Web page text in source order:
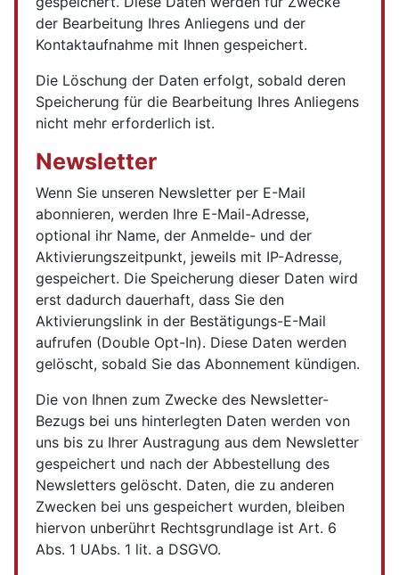
der Bearbeitung Ihres Anliegens und der
Kontaktaufnahme mit Ihnen gespeichert.
Die Löschung der Daten erfolgt, sobald deren
Speicherung für die Bearbeitung Ihres Anliegens
nicht mehr erforderlich ist.
Newsletter
Wenn Sie unseren Newsletter per E-Mail
abonnieren, werden Ihre E-Mail-Adresse,
optional ihr Name, der Anmelde- und der
Aktivierungszeitpunkt, jeweils mit IP-Adresse,
gespeichert. Die Speicherung dieser Daten wird
erst dadurch dauerhaft, dass Sie den
Aktivierungslink in der Bestätigungs-E-Mail
aufrufen (Double Opt-In). Diese Daten werden
gelöscht, sobald Sie das Abonnement kündigen.
Die von Ihnen zum Zwecke des Newsletter-
Bezugs bei uns hinterlegten Daten werden von
uns bis zu Ihrer Austragung aus dem Newsletter
gespeichert und nach der Abbestellung des
Newsletters gelöscht. Daten, die zu anderen
Zwecken bei uns gespeichert wurden, bleiben
hiervon unberührt Rechtsgrundlage ist Art. 6
Abs. 1 UAbs. 1 lit. a DSGVO.